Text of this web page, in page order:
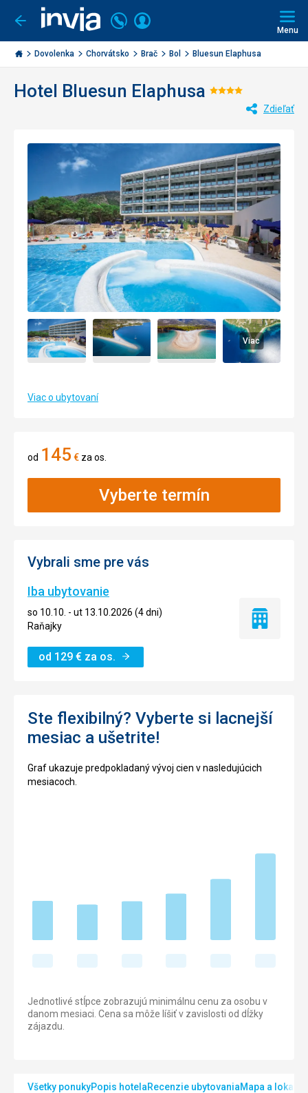
Ísť
späť
Invia.sk
Volajte
+421
2
3221
Prihlásiť
Menu
Dovolenka Chorvátsko Brač Bol Bluesun Elaphusa
Hotel Bluesun Elaphusa Hodnotenie:
Zdieľať
Viac
Viac o ubytovaní
od 145 € za os.
Vyberte termín
Vybrali sme pre vás
Iba ubytovanie
so 10.10. - ut 13.10.2026 (4 dni)
Raňajky
od 129 € za os.
Iba
Ste flexibilný? Vyberte si lacnejší
mesiac a ušetrite!
Graf ukazuje predpokladaný vývoj cien v nasledujúcich
mesiacoch.
Jednotlivé stĺpce zobrazujú minimálnu cenu za osobu v
danom mesiaci. Cena sa môže líšiť v zavislosti od dĺžky
zájazdu.
Všetky ponukyPopis hotelaRecenzie ubytovaniaMapa a lokalita